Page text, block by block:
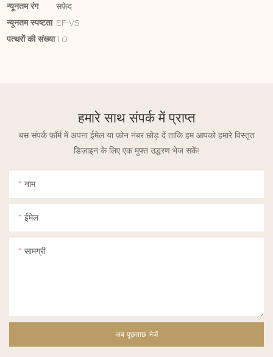
न्यूनतम रंग
सफ़ेद
न्यूनतम स्पष्टता EF-VS
पत्थरों की संख्या10
हमारे साथ संपर्क में प्राप्त
बस संपर्क फ़ॉर्म में अपना ईमेल या फ़ोन नंबर छोड़ दें ताकि हम आपको हमारे विस्तृत
डिज़ाइन के लिए एक मुफ्त उद्धरण भेज सकें!
नाम
ईमेल
सामग्री
अब पूछताछ भेजें